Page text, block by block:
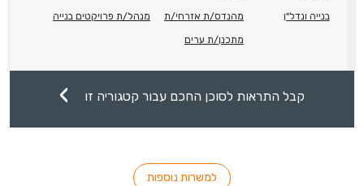
בנייה ונדל"ן
מהנדס/ת אזרחי/ת מנהל/ת פרויקטים בנייה
מתכנן/ת ערים
קבל התראות לסוכן החכם עבור קטגוריה זו
למשרות נוספות